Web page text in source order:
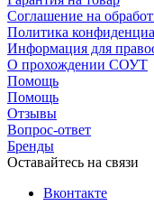
Соглашение на
Политика
Информация для
О прохождении СОУТ
Помощь
Помощь
Отзывы
Вопрос-ответ
Бренды
Оставайтесь на связи
Вконтакте